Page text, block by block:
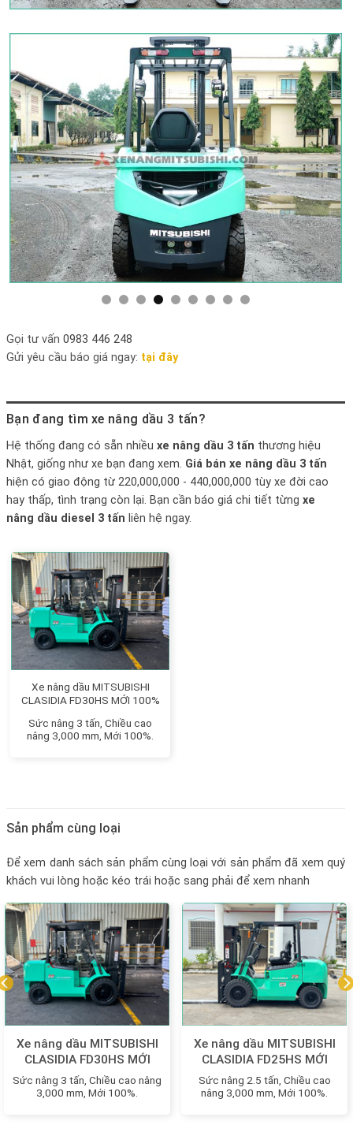
Gọi tư vấn 0983 446 248
Gửi yêu cầu báo giá ngay: tại đây
Bạn đang tìm xe nâng dầu 3 tấn?
Hệ thống đang có sẵn nhiều xe nâng dầu 3 tấn thương hiệu
Nhật, giống như xe bạn đang xem. Giá bán xe nâng dầu 3 tấn
hiện có giao động từ 220,000,000 - 440,000,000 tùy xe đời cao
hay thấp, tình trạng còn lại. Bạn cần báo giá chi tiết từng xe
nâng dầu diesel 3 tấn liên hệ ngay.
Xe nâng dầu MITSUBISHI
CLASIDIA FD30HS MỚI 100%
Sức nâng 3 tấn, Chiều cao
nâng 3,000 mm, Mới 100%.
Sản phẩm cùng loại
Để xem danh sách sản phẩm cùng loại với sản phẩm đã xem quý
khách vui lòng hoặc kéo trái hoặc sang phải để xem nhanh
Xe nâng dầu MITSUBISHI
CLASIDIA FD30HS MỚI
100%
Sức nâng 3 tấn, Chiều cao nâng
3,000 mm, Mới 100%.
Xe nâng dầu MITSUBISHI
CLASIDIA FD25HS MỚI
100%
Sức nâng 2.5 tấn, Chiều cao
nâng 3,000 mm, Mới 100%.